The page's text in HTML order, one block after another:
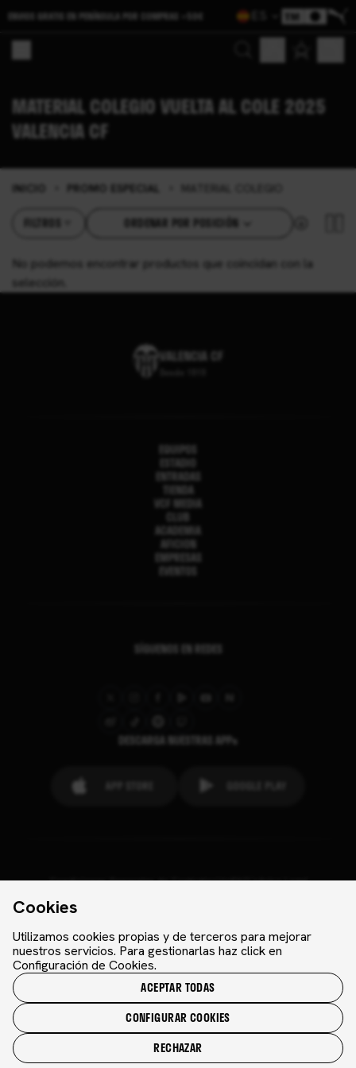
Cookies
Utilizamos cookies propias y de terceros para mejorar
nuestros servicios. Para gestionarlas haz click en
Configuración de Cookies.
CONFIGURAR COOKIES
RECHAZAR
ACEPTAR TODAS
ENVIOS GRATIS EN PENÍNSULA POR COMPRAS >50€
INICIO PROMO ESPECIAL
MATERIAL COLEGIO VUELTA AL COLE 2025
VALENCIA CF
FILTROS Ordenar porORDENAR POR POSICIÓN
No podemos encontrar productos que coincidan con la
selección.
VALENCIA CF
EQUIPOS
ESTADIO
ENTRADAS
TIENDA
VCF MEDIA
CLUB
ACADEMIA
AFICION
EMPRESAS
EVENTOS
SÍGUENOS EN REDES
DESCARGA NUESTRAS APPs
Condiciones Generales de ContrataciónFAQ´sAviso Legal
Aviso de cookies
Ninguna parte de esta página puede ser reproducida sin el
permiso del Valencia CF @2026 Valencia CF